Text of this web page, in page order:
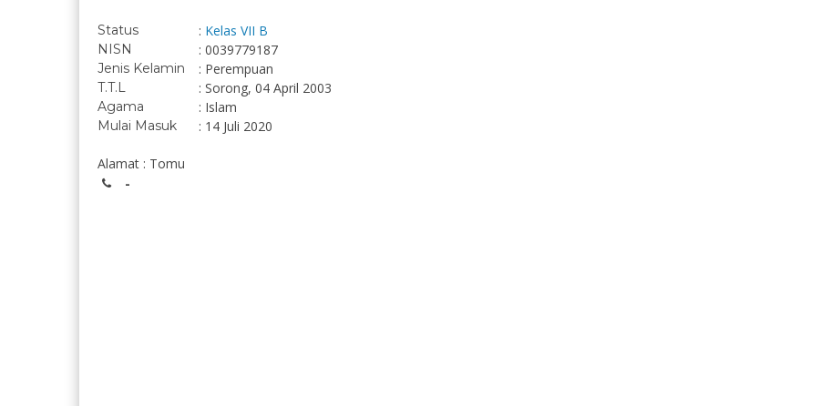
Status : Kelas VII B
NISN : 0039779187
Jenis Kelamin : Perempuan
T.T.L : Sorong, 04 April 2003
Agama : Islam
Mulai Masuk : 14 Juli 2020
Alamat : Tomu
-